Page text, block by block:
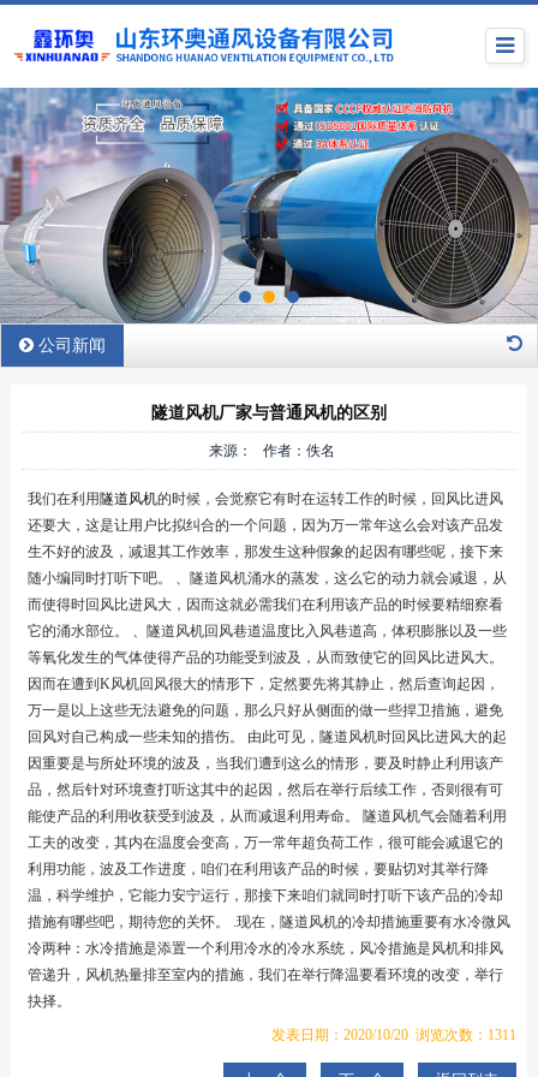
公司新闻
隧道风机厂家与普通风机的区别
来源： 作者：佚名
我们在利用 隧道风机的时候，会觉察它有时在运转工作的时候，回风比进风
还要大，这是让用户比拟纠合的一个问题，因为万一常年这么会对该产品发
生不好的波及，减退其工作效率，那发生这种假象的起因有哪些呢，接下来
随小编同时打听下吧。 、隧道风机涌水的蒸发，这么它的动力就会减退，从
而使得时回风比进风大，因而这就必需我们在利用该产品的时候要精细察看
它的涌水部位。 、隧道风机回风巷道温度比入风巷道高，体积膨胀以及一些
等氧化发生的气体使得产品的功能受到波及，从而致使它的回风比进风大。
因而在遭到K风机回风很大的情形下，定然要先将其静止，然后查询起因，
万一是以上这些无法避免的问题，那么只好从侧面的做一些捍卫措施，避免
回风对自己构成一些未知的措伤。 由此可见，隧道风机时回风比进风大的起
因重要是与所处环境的波及，当我们遭到这么的情形，要及时静止利用该产
品，然后针对环境查打听这其中的起因，然后在举行后续工作，否则很有可
能使产品的利用收获受到波及，从而减退利用寿命。 隧道风机气会随着利用
工夫的改变，其内在温度会变高，万一常年超负荷工作，很可能会减退它的
利用功能，波及工作进度，咱们在利用该产品的时候，要贴切对其举行降
温，科学维护，它能力安宁运行，那接下来咱们就同时打听下该产品的冷却
措施有哪些吧，期待您的关怀。 .现在，隧道风机的冷却措施重要有水冷微风
冷两种：水冷措施是添置一个利用冷水的冷水系统，风冷措施是风机和排风
管递升，风机热量排至室内的措施，我们在举行降温要看环境的改变，举行
抉择。
发表日期：2020/10/20 浏览次数：1311